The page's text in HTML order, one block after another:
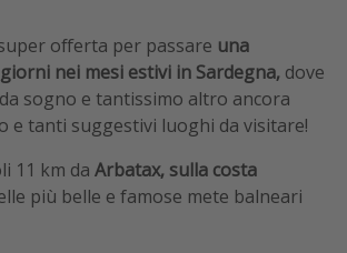
offerta per passare una
nei mesi estivi in Sardegna, dove
sogno e tantissimo altro ancora
e tanti suggestivi luoghi da visitare!
11 km da Arbatax, sulla costa
più belle e famose mete balneari